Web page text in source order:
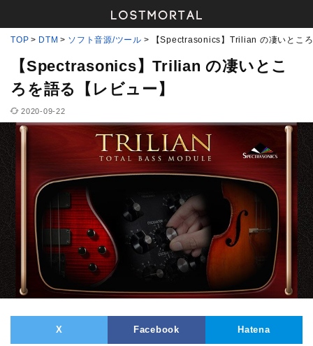
TOP DTM ソフト音源/ツール 【Spectrasonics】Trilian の凄いとこ
【Spectrasonics】Trilian の凄いとこ
ろを語る【レビュー】
2020-09-22
X Facebook Hatena